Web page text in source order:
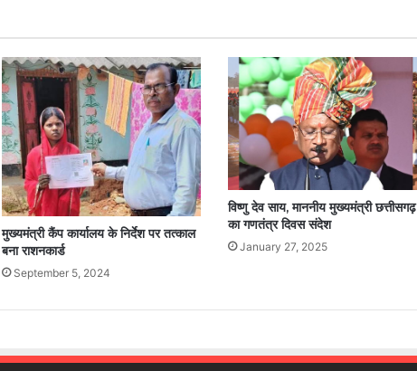
मुख्यमंत्री कैंप कार्यालय के निर्देश पर तत्काल
बना राशनकार्ड
September 5, 2024
विष्णु देव साय, माननीय मुख्यमंत्री छत्तीसगढ़
का गणतंत्र दिवस संदेश
January 27, 2025